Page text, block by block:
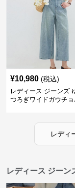
¥10,980 (税込)
レディース ジーンズ
つろぎワイドガウチ
レディ
レディース ジーン